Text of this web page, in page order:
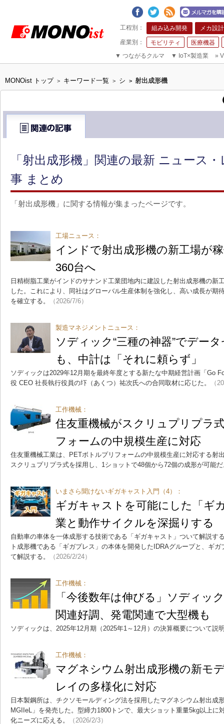
組み込み開発 メカ設計
モビリティ
医療機器
▼ つながるクルマ ▼ IoT×製造業 »
MONOist トップ > キーワード一覧 > シ > 射出成形機
「射出成形機」関連の最新 ニュース
事 まとめ
「射出成形機」に関する情報が集まったページです。
工場ニュース：
インドで射出成形機の新工場が
360台へ
日精樹脂工業がインドのサナンド工業団地内に建設した射出成形機の新
した。これにより、同社はグローバル生産体制を強化し、高い成長が期
を確立する。
（2026/7/6）
製造マネジメントニュース：
ソディック“三種の神器”でデー
も、中計は「それに頼らず」
ソディックは2029年12月期を最終年度とする新たな中期経営計画「Go
役 CEO 社長執行役員の圷（あくつ）祐次氏への合同取材に応じた。
（
工作機械：
住友重機械がスクリュプリプラ
フォームの中規模生産に対応
住友重機械工業は、PETボトルプリフォームの中規模生産に対応する射
スクリュプリプラ式を採用し、1ショットで48個から72個の成形が可能
いまさら聞けないギガキャスト入門（4）：
ギガキャストを可能にした「ギ
業と動作サイクルを深掘りする
自動車の車体を一体成形する技術である「ギガキャスト」ついて解説す
ト成形機である「ギガプレス」の本体を開発したIDRAグループと、ギ
て解説する。
（2026/2/24）
工作機械：
「今後数年は伸びる」ソディッ
関連好調、発電関連で大型機も
ソディックは、2025年12月期（2025年1～12月）の決算概要について説
工作機械：
マグネシウム射出成形機の新モ
レイの多様化に対応
日本製鋼所は、チクソモールディング法を採用したマグネシウム射出成
MGIIeL」を発売した。型締力1800トンで、最大ショット重量5kg以上に
化ニーズに応える。
（2026/2/3）